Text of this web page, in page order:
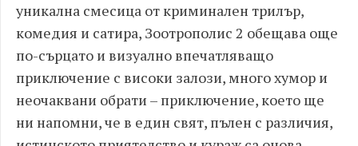
уникална смесица от криминален трилър,
комедия и сатира, Зоотрополис 2 обещава още
по-сърцато и визуално впечатляващо
приключение с високи залози, много хумор и
неочаквани обрати – приключение, което ще
ни напомни, че в един свят, пълен с различия,